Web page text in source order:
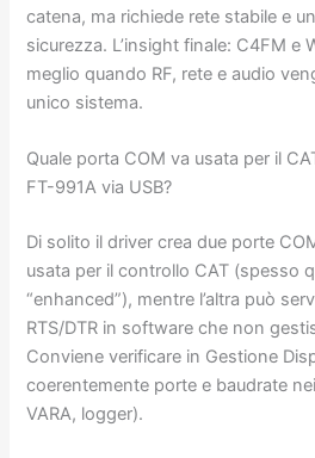
catena, ma richiede rete stabile e
sicurezza. L’insight finale: C4FM e
meglio quando RF, rete e audio
unico sistema.
Quale porta COM va usata per il
FT-991A via USB?
Di solito il driver crea due porte
usata per il controllo CAT (spesso
“enhanced”), mentre l’altra può
RTS/DTR in software che non
Conviene verificare in Gestione
coerentemente porte e baudrate
VARA, logger).